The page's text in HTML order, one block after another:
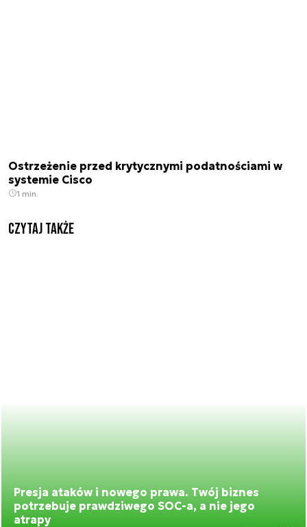
Ostrzeżenie przed krytycznymi podatnościami w
systemie Cisco
1 min.
Czytaj także
Presja ataków i nowego prawa. Twój biznes
potrzebuje prawdziwego SOC-a, a nie jego
atrapy